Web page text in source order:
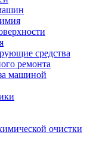
средства
ремонта
машиной
очистки